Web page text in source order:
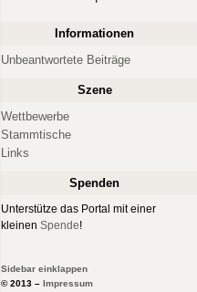
Informationen
Unbeantwortete Beiträge
Szene
Wettbewerbe
Stammtische
Links
Spenden
Unterstütze das Portal mit einer
kleinen Spende!
Sidebar einklappen
© 2013 – Impressum